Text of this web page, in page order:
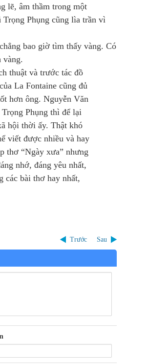
lẽ, âm thầm trong một
Phụng cũng lìa trần vì
bao giờ tìm thấy vàng. Có
vàng.
thuật và trước tác đồ
La Fontaine cũng đủ
hơn ông. Nguyễn Văn
Phụng thì để lại
hội thời ấy. Thật khó
viết được nhiều và hay
thơ “Ngày xưa” nhưng
nhớ, đáng yêu nhất,
các bài thơ hay nhất,
Trước Sau